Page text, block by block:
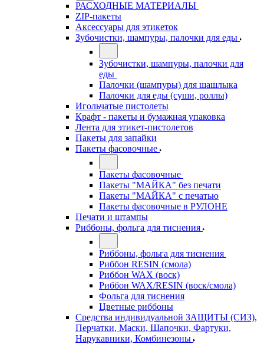
РАСХОДНЫЕ МАТЕРИАЛЫ
ZIP-пакеты
Аксессуары для этикеток
Зубочистки, шампуры, палочки для еды
Зубочистки, шампуры, палочки для
еды
Палочки (шампуры) для шашлыка
Палочки для еды (суши, роллы)
Игольчатые пистолеты
Крафт - пакеты и бумажная упаковка
Лента для этикет-пистолетов
Пакеты для запайки
Пакеты фасовочные
Пакеты фасовочные
Пакеты "МАЙКА" без печати
Пакеты "МАЙКА" с печатью
Пакеты фасовочные в РУЛОНЕ
Печати и штампы
Риббоны, фольга для тиснения
Риббоны, фольга для тиснения
Риббон RESIN (смола)
Риббон WAX (воск)
Риббон WAX/RESIN (воск/смола)
Фольга для тиснения
Цветные риббоны
Средства индивидуальной ЗАЩИТЫ (СИЗ),
Перчатки, Маски, Шапочки, Фартуки,
Нарукавники, Комбинезоны